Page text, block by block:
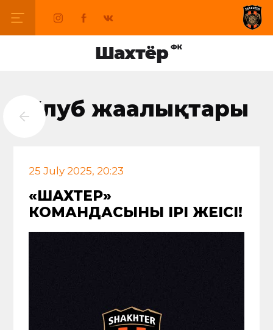
Клуб жаңалықтары
25 July 2025, 20:23
«ШАХТЕР»
КОМАНДАСЫНЫҢ ІРІ ЖЕҢІСІ!